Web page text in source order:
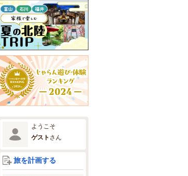
ようこそ
ゲスト さん
旅を計画する